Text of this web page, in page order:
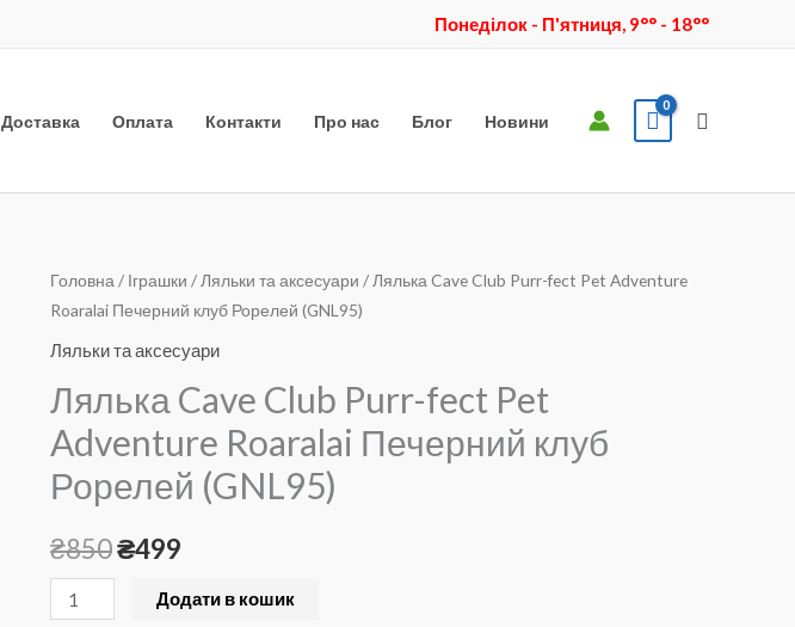
Понеділок - П'ятниця, 9°° - 18°°
Доставка Оплата Контакти Про нас Блог Новини Пошук
Головна / Іграшки / Ляльки та аксесуари / Лялька Cave Club Purr-fect Pet Adventure
Roaralai Печерний клуб Рорелей (GNL95)
Ляльки та аксесуари
Лялька Cave Club Purr-fect Pet
Adventure Roaralai Печерний клуб
Рорелей (GNL95)
₴850
Оригінальна
₴850.
₴499
Поточна
₴499.
Лялька
Cave
Club
fect
Pet
Adventure
Roaralai
Печерний
Рорелей
Додати в кошик